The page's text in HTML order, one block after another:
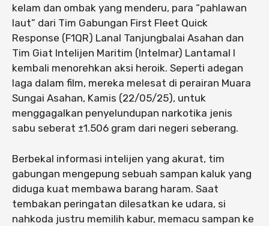
kelam dan ombak yang menderu, para “pahlawan
laut” dari Tim Gabungan First Fleet Quick
Response (F1QR) Lanal Tanjungbalai Asahan dan
Tim Giat Intelijen Maritim (Intelmar) Lantamal I
kembali menorehkan aksi heroik. Seperti adegan
laga dalam film, mereka melesat di perairan Muara
Sungai Asahan, Kamis (22/05/25), untuk
menggagalkan penyelundupan narkotika jenis
sabu seberat ±1.506 gram dari negeri seberang.
Berbekal informasi intelijen yang akurat, tim
gabungan mengepung sebuah sampan kaluk yang
diduga kuat membawa barang haram. Saat
tembakan peringatan dilesatkan ke udara, si
nahkoda justru memilih kabur, memacu sampan ke